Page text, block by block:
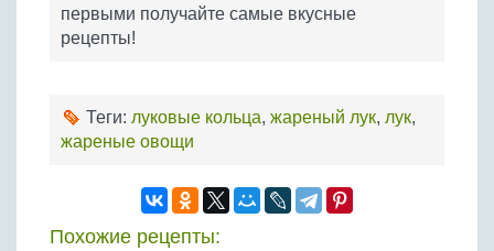
первыми получайте самые вкусные
рецепты!
Теги: луковые кольца, жареный лук, лук,
жареные овощи
Похожие рецепты: